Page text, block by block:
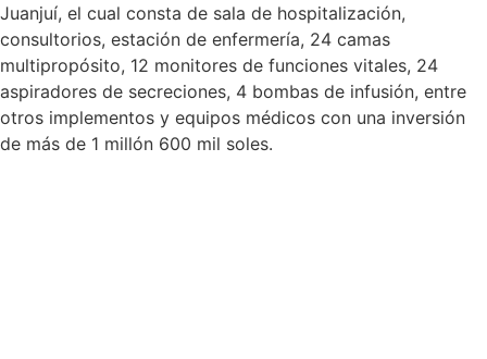
Juanjuí, el cual consta de sala de hospitalización,
consultorios, estación de enfermería, 24 camas
multipropósito, 12 monitores de funciones vitales, 24
aspiradores de secreciones, 4 bombas de infusión, entre
otros implementos y equipos médicos con una inversión
de más de 1 millón 600 mil soles.